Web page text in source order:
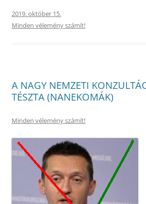
2019. október 15.
Minden vélemény számít!
A NAGY NEMZETI
TÉSZTA (NANEKOMÁK)
Minden vélemény számít!